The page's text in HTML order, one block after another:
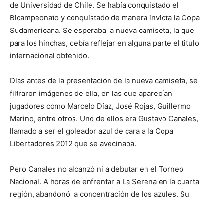
de Universidad de Chile. Se había conquistado el
Bicampeonato y conquistado de manera invicta la Copa
Sudamericana. Se esperaba la nueva camiseta, la que
para los hinchas, debía reflejar en alguna parte el titulo
internacional obtenido.
Días antes de la presentación de la nueva camiseta, se
filtraron imágenes de ella, en las que aparecían
jugadores como Marcelo Díaz, José Rojas, Guillermo
Marino, entre otros. Uno de ellos era Gustavo Canales,
llamado a ser el goleador azul de cara a la Copa
Libertadores 2012 que se avecinaba.
Pero Canales no alcanzó ni a debutar en el Torneo
Nacional. A horas de enfrentar a La Serena en la cuarta
región, abandonó la concentración de los azules. Su